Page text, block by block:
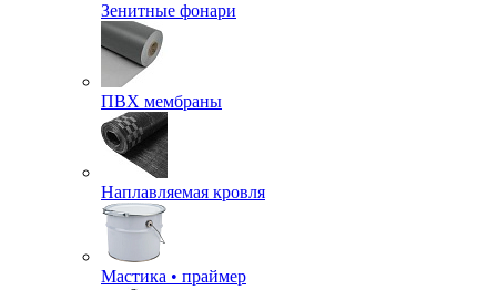
Зенитные фонари
ПВХ мембраны
Наплавляемая кровля
Мастика • праймер